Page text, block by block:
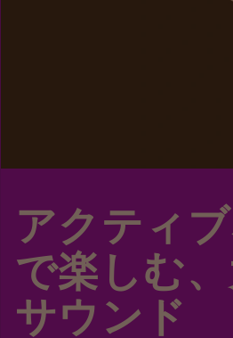
アクティ
で楽しむ
サウンド